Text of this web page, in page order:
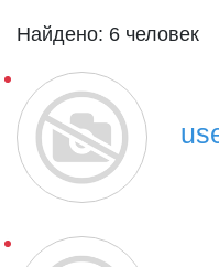
Найдено: 6 человек